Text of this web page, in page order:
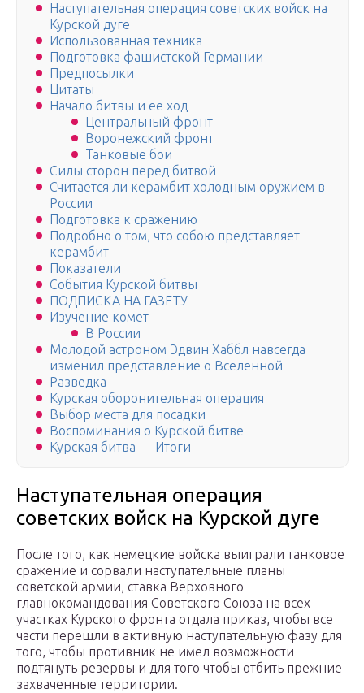
Наступательная операция советских войск на
Курской дуге
Использованная техника
Подготовка фашистской Германии
Предпосылки
Цитаты
Начало битвы и ее ход
Центральный фронт
Воронежский фронт
Танковые бои
Силы сторон перед битвой
Считается ли керамбит холодным оружием в
России
Подготовка к сражению
Подробно о том, что собою представляет
керамбит
Показатели
События Курской битвы
ПОДПИСКА НА ГАЗЕТУ
Изучение комет
В России
Молодой астроном Эдвин Хаббл навсегда
изменил представление о Вселенной
Разведка
Курская оборонительная операция
Выбор места для посадки
Воспоминания о Курской битве
Курская битва — Итоги
Наступательная операция
советских войск на Курской дуге
После того, как немецкие войска выиграли танковое
сражение и сорвали наступательные планы
советской армии, ставка Верховного
главнокомандования Советского Союза на всех
участках Курского фронта отдала приказ, чтобы все
части перешли в активную наступательную фазу для
того, чтобы противник не имел возможности
подтянуть резервы и для того чтобы отбить прежние
захваченные территории.